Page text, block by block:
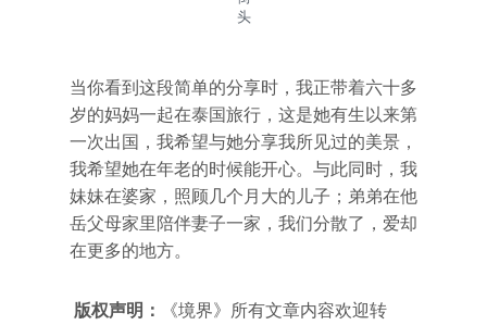
头
当你看到这段简单的分享时，我正带着六十多
岁的妈妈一起在泰国旅行，这是她有生以来第
一次出国，我希望与她分享我所见过的美景，
我希望她在年老的时候能开心。与此同时，我
妹妹在婆家，照顾几个月大的儿子；弟弟在他
岳父母家里陪伴妻子一家，我们分散了，爱却
在更多的地方。
版权声明：
《境界》所有文章内容欢迎转